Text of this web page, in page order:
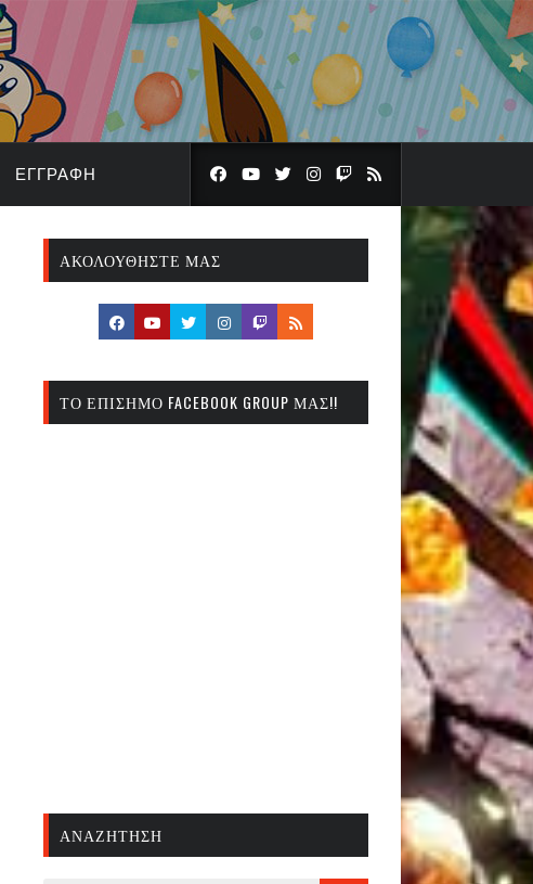
ΕΓΓΡΑΦΉ
ΑΚΟΛΟΥΘΉΣΤΕ ΜΑΣ
ΤΟ ΕΠΊΣΗΜΟ FACEBOOK GROUP ΜΑΣ!!
ΑΝΑΖΉΤΗΣΗ